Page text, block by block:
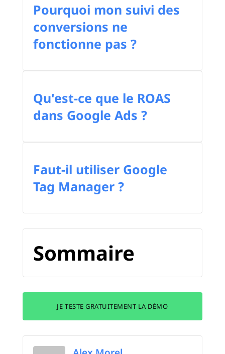
Pourquoi mon suivi des
conversions ne
fonctionne pas ?
Qu'est-ce que le ROAS
dans Google Ads ?
Faut-il utiliser Google
Tag Manager ?
Sommaire
JE TESTE GRATUITEMENT LA DÉMO